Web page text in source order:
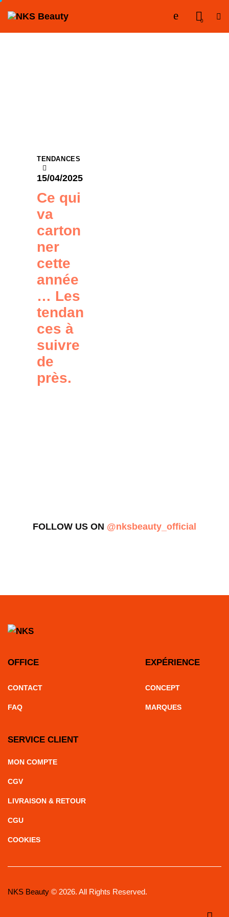
0
TENDANCES
15/04/2025
Ce qui
va
carton
ner
cette
année
… Les
tendan
ces à
suivre
de
près.
FOLLOW US ON @nksbeauty_official
OFFICE
CONTACT
FAQ
EXPÉRIENCE
CONCEPT
MARQUES
SERVICE CLIENT
MON COMPTE
CGV
LIVRAISON & RETOUR
CGU
COOKIES
NKS Beauty © 2026. All Rights Reserved.